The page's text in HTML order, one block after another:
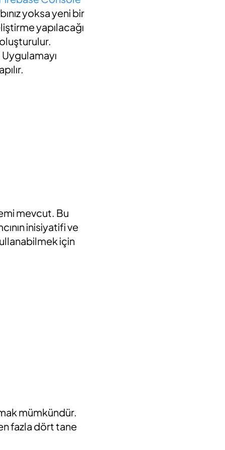
yoksa yeni bir
yapılacağı
Uygulamayı
mevcut. Bu
inisiyatifi ve
için
mümkündür.
fazla dört tane